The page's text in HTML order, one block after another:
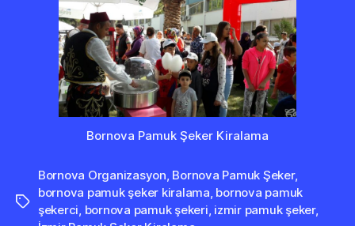
Bornova Pamuk Şeker Kiralama
Etiketler
Bornova Organizasyon Bornova Pamuk Şeker,
bornova pamuk şeker kiralama bornova pamuk
şekerci bornova pamuk şekeri izmir pamuk şeker,